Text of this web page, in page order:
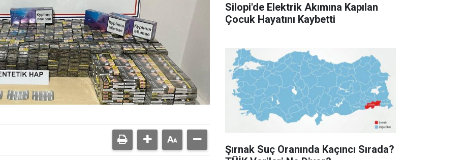
Silopi'de Elektrik Akımına Kapılan
Çocuk Hayatını Kaybetti
Şırnak Suç Oranında Kaçıncı Sırada?